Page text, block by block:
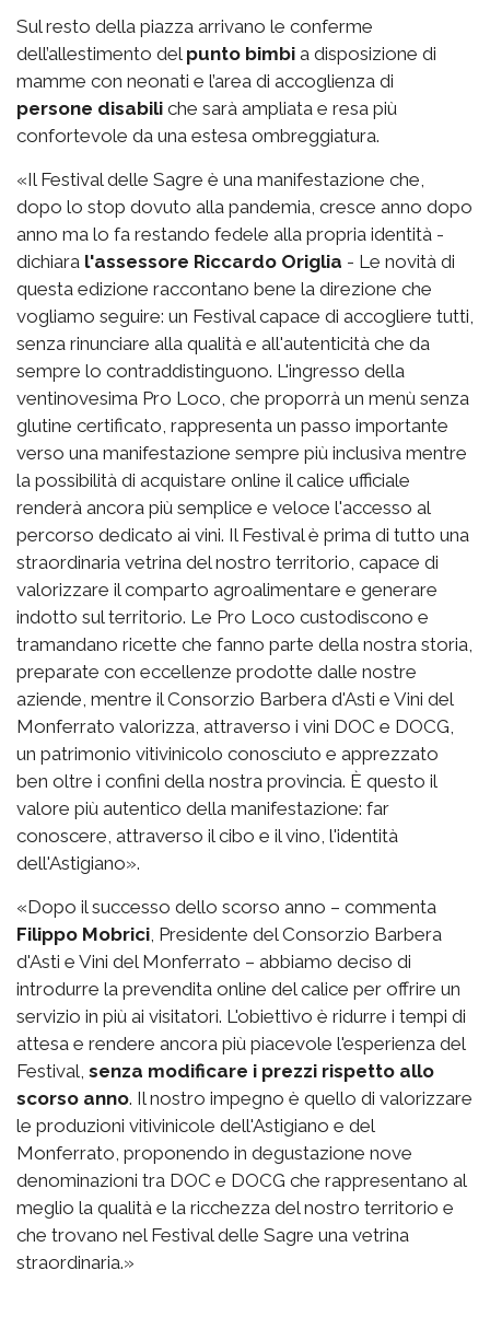
Sul resto della piazza arrivano le conferme
dell’allestimento del punto bimbi a disposizione di
mamme con neonati e l’area di accoglienza di
persone disabili che sarà ampliata e resa più
confortevole da una estesa ombreggiatura.
«Il Festival delle Sagre è una manifestazione che,
dopo lo stop dovuto alla pandemia, cresce anno dopo
anno ma lo fa restando fedele alla propria identità -
dichiara l'assessore Riccardo Origlia - Le novità di
questa edizione raccontano bene la direzione che
vogliamo seguire: un Festival capace di accogliere tutti,
senza rinunciare alla qualità e all'autenticità che da
sempre lo contraddistinguono. L'ingresso della
ventinovesima Pro Loco, che proporrà un menù senza
glutine certificato, rappresenta un passo importante
verso una manifestazione sempre più inclusiva mentre
la possibilità di acquistare online il calice ufficiale
renderà ancora più semplice e veloce l'accesso al
percorso dedicato ai vini. Il Festival è prima di tutto una
straordinaria vetrina del nostro territorio, capace di
valorizzare il comparto agroalimentare e generare
indotto sul territorio. Le Pro Loco custodiscono e
tramandano ricette che fanno parte della nostra storia,
preparate con eccellenze prodotte dalle nostre
aziende, mentre il Consorzio Barbera d'Asti e Vini del
Monferrato valorizza, attraverso i vini DOC e DOCG,
un patrimonio vitivinicolo conosciuto e apprezzato
ben oltre i confini della nostra provincia. È questo il
valore più autentico della manifestazione: far
conoscere, attraverso il cibo e il vino, l'identità
dell'Astigiano».
«Dopo il successo dello scorso anno – commenta
Filippo Mobrici , Presidente del Consorzio Barbera
d'Asti e Vini del Monferrato – abbiamo deciso di
introdurre la prevendita online del calice per offrire un
servizio in più ai visitatori. L'obiettivo è ridurre i tempi di
attesa e rendere ancora più piacevole l'esperienza del
Festival, senza modificare i prezzi rispetto allo
scorso anno. Il nostro impegno è quello di valorizzare
le produzioni vitivinicole dell'Astigiano e del
Monferrato, proponendo in degustazione nove
denominazioni tra DOC e DOCG che rappresentano al
meglio la qualità e la ricchezza del nostro territorio e
che trovano nel Festival delle Sagre una vetrina
straordinaria.»